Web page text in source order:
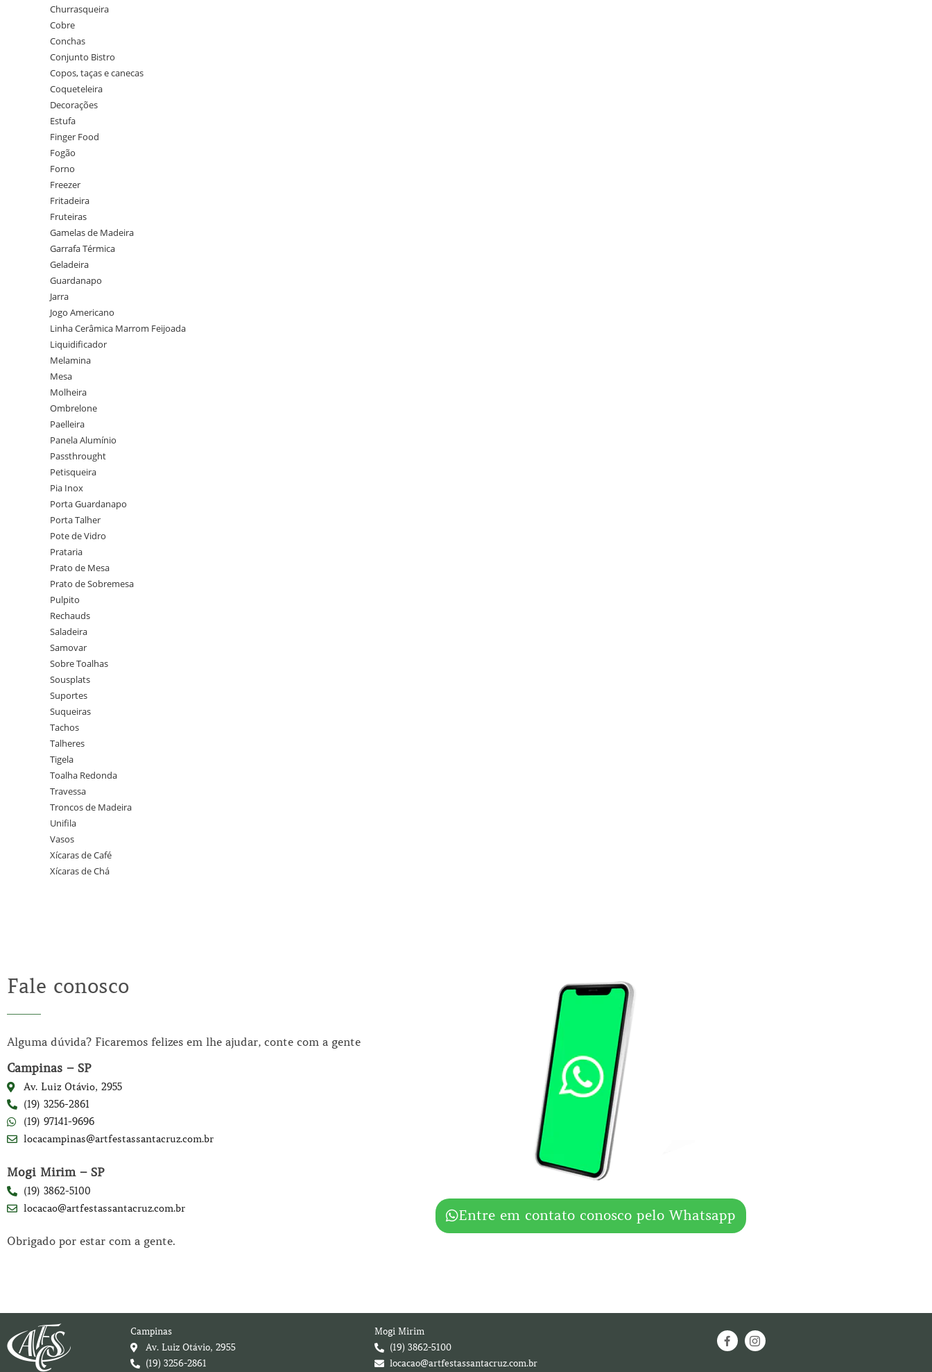
Churrasqueira
Cobre
Conchas
Conjunto Bistro
Copos, taças e canecas
Coqueteleira
Decorações
Estufa
Finger Food
Fogão
Forno
Freezer
Fritadeira
Fruteiras
Gamelas de Madeira
Garrafa Térmica
Geladeira
Guardanapo
Jarra
Jogo Americano
Linha Cerâmica Marrom Feijoada
Liquidificador
Melamina
Mesa
Molheira
Ombrelone
Paelleira
Panela Alumínio
Passthrought
Petisqueira
Pia Inox
Porta Guardanapo
Porta Talher
Pote de Vidro
Prataria
Prato de Mesa
Prato de Sobremesa
Pulpito
Rechauds
Saladeira
Samovar
Sobre Toalhas
Sousplats
Suportes
Suqueiras
Tachos
Talheres
Tigela
Toalha Redonda
Travessa
Troncos de Madeira
Unifila
Vasos
Xícaras de Café
Xícaras de Chá
Fale conosco
Alguma dúvida? Ficaremos felizes em lhe ajudar, conte com a gente
Campinas – SP
Av. Luiz Otávio, 2955
(19) 3256-2861
(19) 97141-9696
locacampinas@artfestassantacruz.com.br
Mogi Mirim – SP
(19) 3862-5100
locacao@artfestassantacruz.com.br
Obrigado por estar com a gente.
Entre em contato conosco pelo Whatsapp
Campinas
Av. Luiz Otávio, 2955
(19) 3256-2861
Mogi Mirim
(19) 3862-5100
locacao@artfestassantacruz.com.br